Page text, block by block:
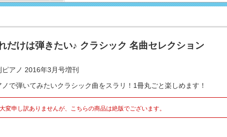
だけは弾きたい♪ クラシック 名曲セレクション
ピアノ 2016年3月号増刊
ノで弾いてみたいクラシック曲をスラリ！1冊丸ごと楽しめます！
変申し訳ありませんが、こちらの商品は絶版でございます。